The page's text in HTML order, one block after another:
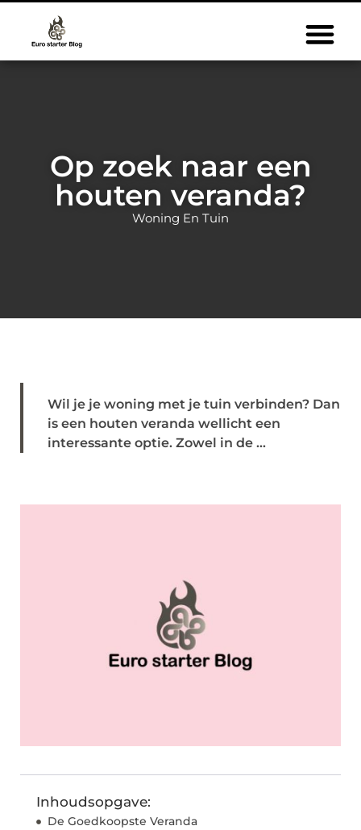
Op zoek naar een
houten veranda?
Woning En Tuin
Wil je je woning met je tuin verbinden? Dan
is een houten veranda wellicht een
interessante optie. Zowel in de ...
Inhoudsopgave:
De Goedkoopste Veranda